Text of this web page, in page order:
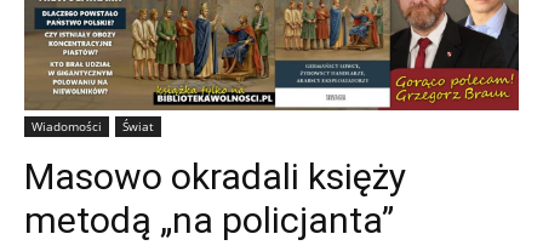
Wiadomości Świat
Masowo okradali księży
metodą „na policjanta”